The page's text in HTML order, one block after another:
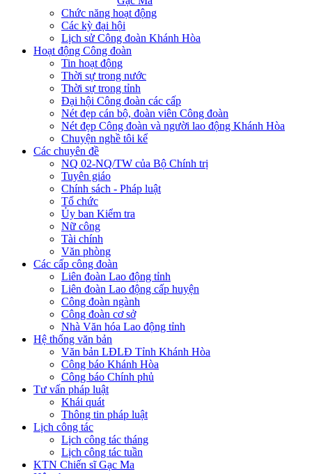
Chức năng hoạt động
Các kỳ đại hội
Lịch sử Công đoàn Khánh Hòa
Hoạt động Công đoàn
Tin hoạt động
Thời sự trong nước
Thời sự trong tỉnh
Đại hội Công đoàn các cấp
Nét đẹp cán bộ, đoàn viên Công đoàn
Nét đẹp Công đoàn và người lao động Khánh Hòa
Chuyện nghề tôi kể
Các chuyên đề
NQ 02-NQ/TW của Bộ Chính trị
Tuyên giáo
Chính sách - Pháp luật
Tổ chức
Ủy ban Kiểm tra
Nữ công
Tài chính
Văn phòng
Các cấp công đoàn
Liên đoàn Lao động tỉnh
Liên đoàn Lao động cấp huyện
Công đoàn ngành
Công đoàn cơ sở
Nhà Văn hóa Lao động tỉnh
Hệ thống văn bản
Văn bản LĐLĐ Tỉnh Khánh Hòa
Công báo Khánh Hòa
Công báo Chính phủ
Tư vấn pháp luật
Khái quát
Thông tin pháp luật
Lịch công tác
Lịch công tác tháng
Lịch công tác tuần
KTN Chiến sĩ Gạc Ma